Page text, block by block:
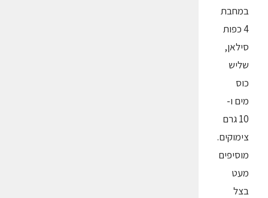
במחבת
4 כפות
סילאן,
שליש
כוס
מים ו-
10 גרם
צימוקים.
מוסיפים
מעט
בצל